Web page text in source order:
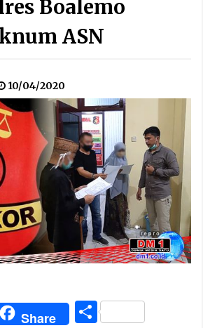
Boalemo
ASN
10/04/2020
Share Share